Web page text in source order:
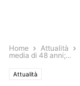
Home Attualità
media di 48 anni;...
Attualità